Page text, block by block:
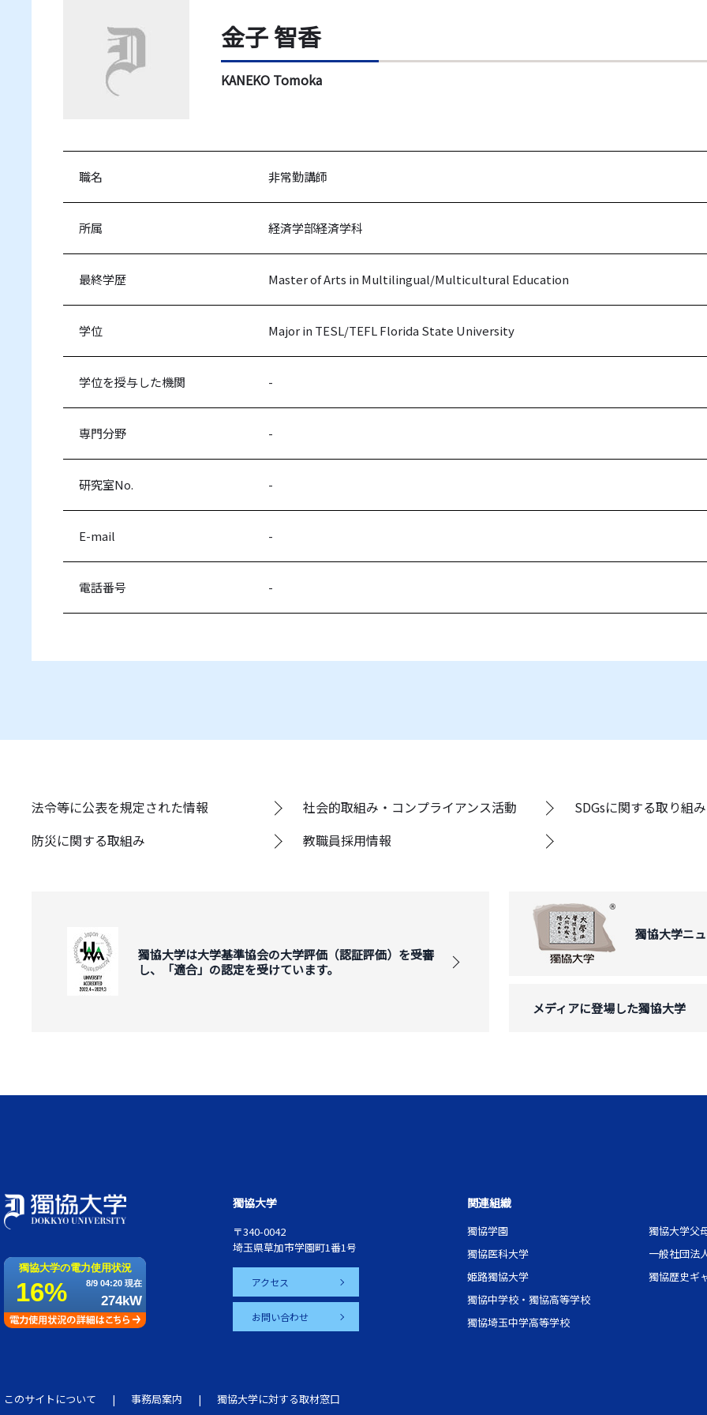
金子 智香
KANEKO Tomoka
職名 非常勤講師
所属 経済学部経済学科
最終学歴 Master of Arts in Multilingual/Multicultural Education
学位 Major in TESL/TEFL Florida State University
学位を授与した機関 -
専門分野 -
研究室No. -
E-mail -
電話番号 -
法令等に公表を規定された情報 社会的取組み・コンプライアンス活動
SDGsに関する取り組み
防災に関する取組み
教職員採用情報
獨協大学は大学基準協会の大学評価（認証評価）を受審
し、「適合」の認定を受けています。
獨協大学ニ
メディアに登場した獨協大学
獨協大学
〒340-0042
埼玉県草加市学園町1番1号
アクセス
お問い合わせ
関連組織
獨協学園
獨協医科大学
姫路獨協大学
獨協中学校・獨協高等学校
獨協埼玉中学高等学校
獨協大学父
一般社団法
獨協歴史ギ
このサイトについて 事務局案内 獨協大学に対する取材窓口